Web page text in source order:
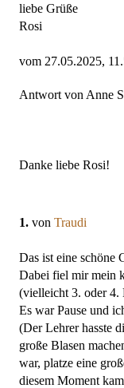
liebe Grüße
Rosi
vom 27.05.2025,
Antwort von Anne
Danke liebe Rosi!
1. von Traudi
Das ist eine schöne
Dabei fiel mir mein
(vielleicht 3. oder 4.
Es war Pause und
(Der Lehrer hasste
große Blasen
war, platze eine
diesem Moment